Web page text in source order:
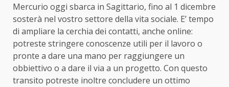
Mercurio oggi sbarca in Sagittario, fino al 1 dicembre
sosterà nel vostro settore della vita sociale. E’ tempo
di ampliare la cerchia dei contatti, anche online:
potreste stringere conoscenze utili per il lavoro o
pronte a dare una mano per raggiungere un
obbiettivo o a dare il via a un progetto. Con questo
transito potreste inoltre concludere un ottimo